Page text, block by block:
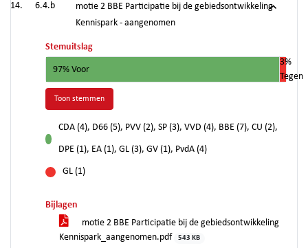
6.4.b
motie 2 BBE Participatie bij de gebiedsontwikkeling
Kennispark - aangenomen
Stemuitslag
97% Voor
3%
Tegen
Toon stemmen
voor
CDA (4), D66 (5), PVV (2), SP (3), VVD (4), BBE (7), CU (2),
DPE (1), EA (1), GL (3), GV (1), PvdA (4)
GL (1)
Bijlagen
motie 2 BBE Participatie bij de gebiedsontwikkeling
Kennispark_aangenomen.pdf
543 KB